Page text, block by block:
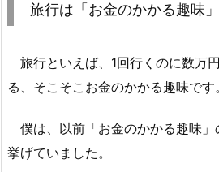
旅行は「お金のかかる趣味」
旅行といえば、1回行くのに数万
る、そこそこお金のかかる趣味です。
僕は、以前「お金のかかる趣味」
挙げていました。